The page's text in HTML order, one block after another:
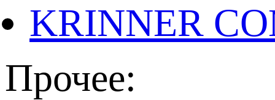
KRINNER
Прочее: